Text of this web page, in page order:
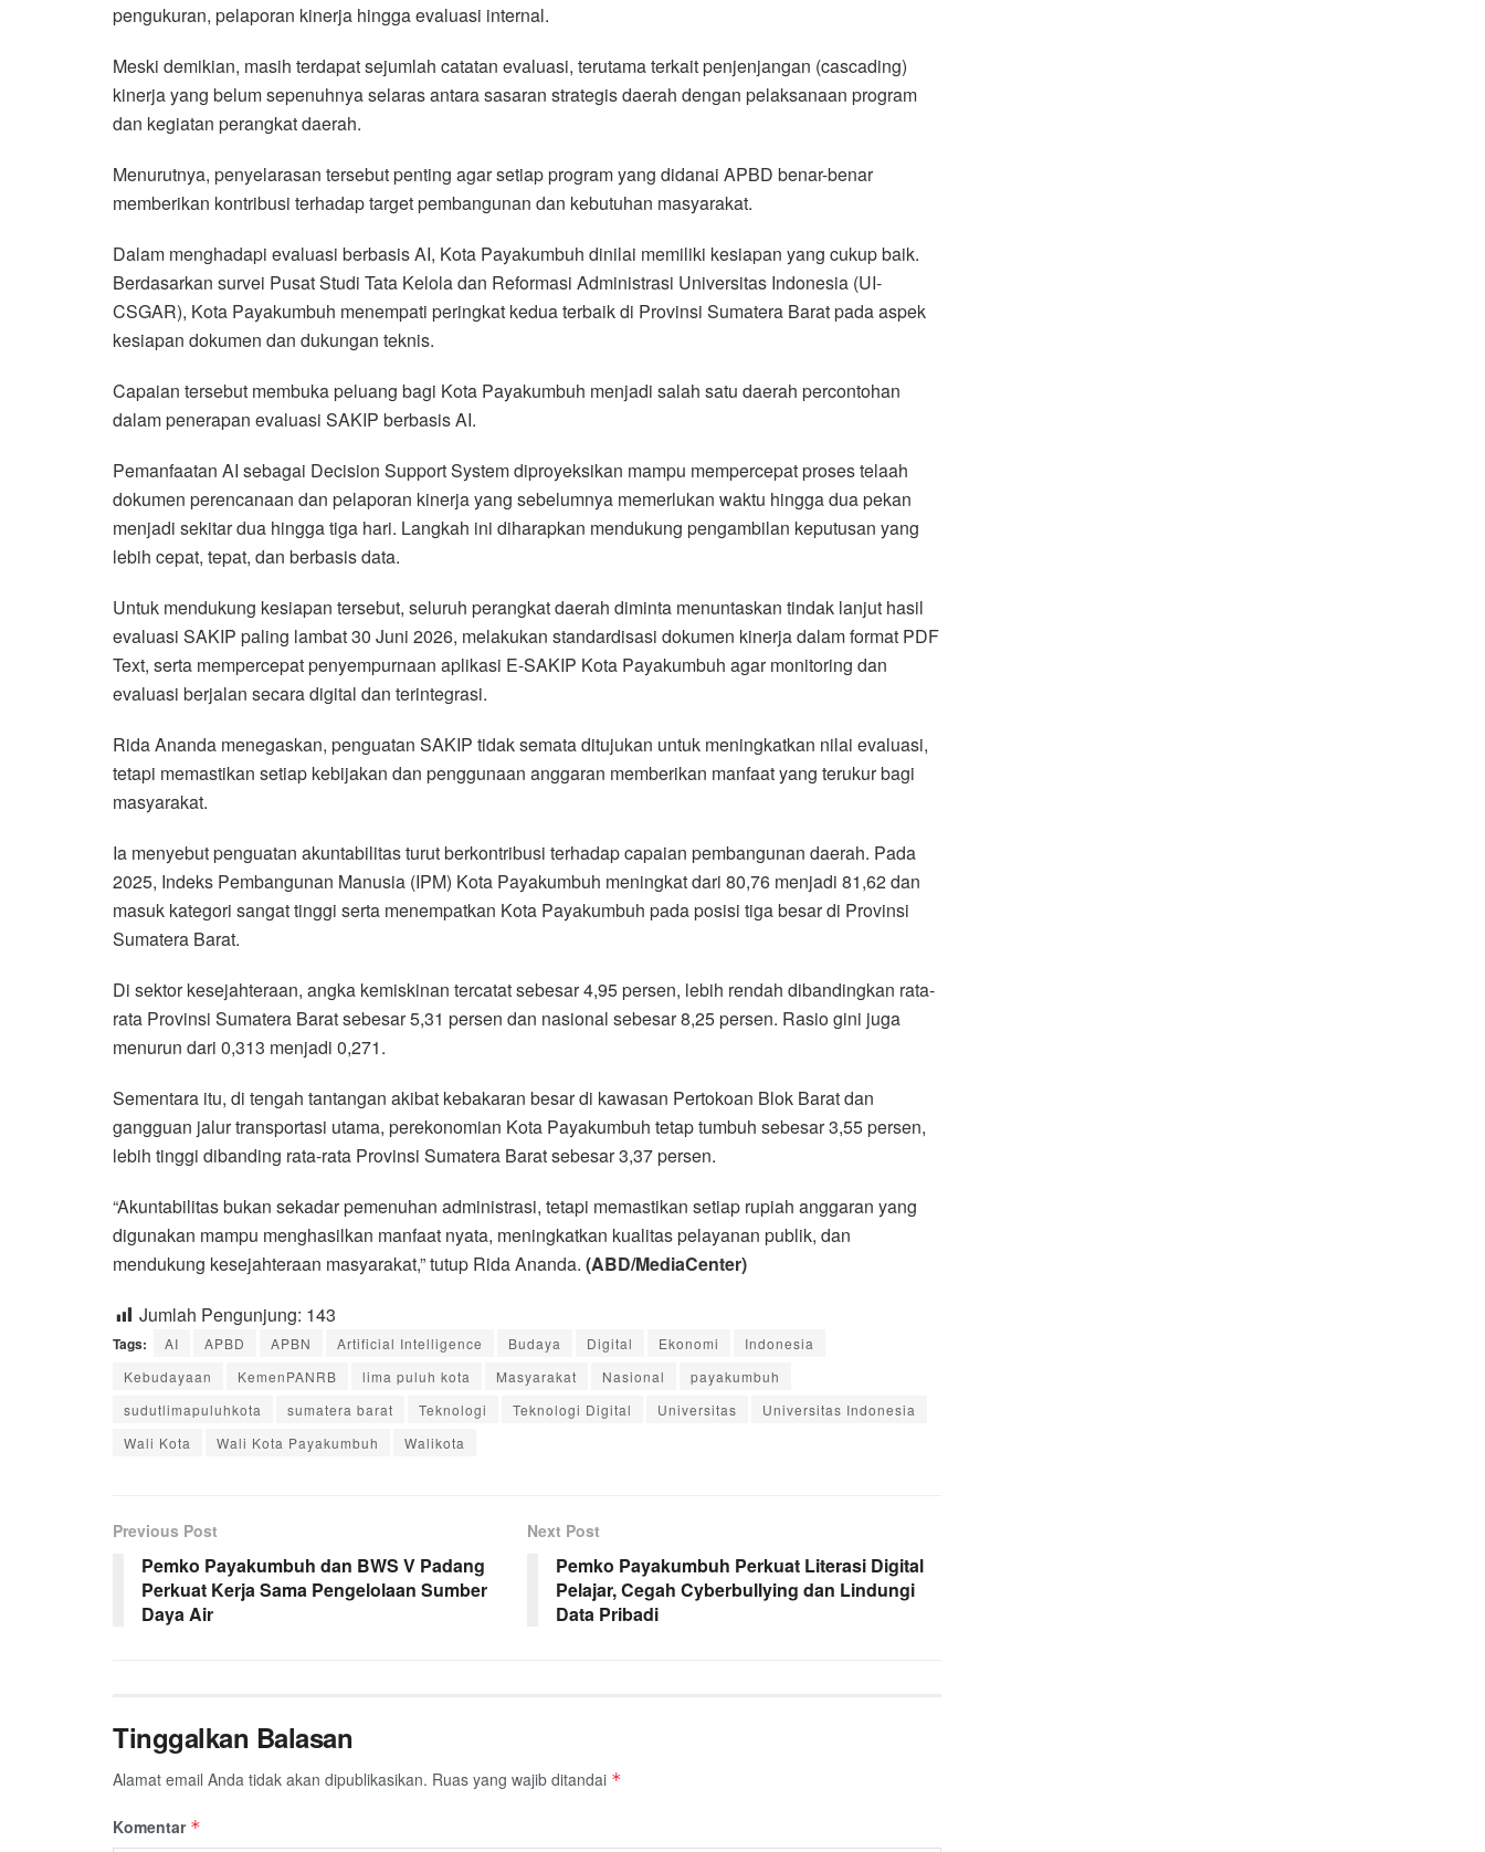
pengukuran, pelaporan kinerja hingga evaluasi internal.
Meski demikian, masih terdapat sejumlah catatan evaluasi, terutama terkait penjenjangan (cascading)
kinerja yang belum sepenuhnya selaras antara sasaran strategis daerah dengan pelaksanaan program
dan kegiatan perangkat daerah.
Menurutnya, penyelarasan tersebut penting agar setiap program yang didanai APBD benar-benar
memberikan kontribusi terhadap target pembangunan dan kebutuhan masyarakat.
Dalam menghadapi evaluasi berbasis AI, Kota Payakumbuh dinilai memiliki kesiapan yang cukup baik.
Berdasarkan survei Pusat Studi Tata Kelola dan Reformasi Administrasi Universitas Indonesia (UI-
CSGAR), Kota Payakumbuh menempati peringkat kedua terbaik di Provinsi Sumatera Barat pada aspek
kesiapan dokumen dan dukungan teknis.
Capaian tersebut membuka peluang bagi Kota Payakumbuh menjadi salah satu daerah percontohan
dalam penerapan evaluasi SAKIP berbasis AI.
Pemanfaatan AI sebagai Decision Support System diproyeksikan mampu mempercepat proses telaah
dokumen perencanaan dan pelaporan kinerja yang sebelumnya memerlukan waktu hingga dua pekan
menjadi sekitar dua hingga tiga hari. Langkah ini diharapkan mendukung pengambilan keputusan yang
lebih cepat, tepat, dan berbasis data.
Untuk mendukung kesiapan tersebut, seluruh perangkat daerah diminta menuntaskan tindak lanjut hasil
evaluasi SAKIP paling lambat 30 Juni 2026, melakukan standardisasi dokumen kinerja dalam format PDF
Text, serta mempercepat penyempurnaan aplikasi E-SAKIP Kota Payakumbuh agar monitoring dan
evaluasi berjalan secara digital dan terintegrasi.
Rida Ananda menegaskan, penguatan SAKIP tidak semata ditujukan untuk meningkatkan nilai evaluasi,
tetapi memastikan setiap kebijakan dan penggunaan anggaran memberikan manfaat yang terukur bagi
masyarakat.
Ia menyebut penguatan akuntabilitas turut berkontribusi terhadap capaian pembangunan daerah. Pada
2025, Indeks Pembangunan Manusia (IPM) Kota Payakumbuh meningkat dari 80,76 menjadi 81,62 dan
masuk kategori sangat tinggi serta menempatkan Kota Payakumbuh pada posisi tiga besar di Provinsi
Sumatera Barat.
Di sektor kesejahteraan, angka kemiskinan tercatat sebesar 4,95 persen, lebih rendah dibandingkan rata-
rata Provinsi Sumatera Barat sebesar 5,31 persen dan nasional sebesar 8,25 persen. Rasio gini juga
menurun dari 0,313 menjadi 0,271.
Sementara itu, di tengah tantangan akibat kebakaran besar di kawasan Pertokoan Blok Barat dan
gangguan jalur transportasi utama, perekonomian Kota Payakumbuh tetap tumbuh sebesar 3,55 persen,
lebih tinggi dibanding rata-rata Provinsi Sumatera Barat sebesar 3,37 persen.
“Akuntabilitas bukan sekadar pemenuhan administrasi, tetapi memastikan setiap rupiah anggaran yang
digunakan mampu menghasilkan manfaat nyata, meningkatkan kualitas pelayanan publik, dan
mendukung kesejahteraan masyarakat,” tutup Rida Ananda. (ABD/MediaCenter)
Jumlah Pengunjung: 143
Tags: AI APBD APBN Artificial Intelligence Budaya Digital Ekonomi
Indonesia
Kebudayaan
KemenPANRB lima puluh kota Masyarakat Nasional
payakumbuh
sudutlimapuluhkota
sumatera barat Teknologi Teknologi Digital Universitas
Universitas Indonesia
Wali Kota
Wali Kota Payakumbuh Walikota
Previous Post
Pemko Payakumbuh dan BWS V Padang
Perkuat Kerja Sama Pengelolaan Sumber
Daya Air
Next Post
Pemko Payakumbuh Perkuat Literasi Digital
Pelajar, Cegah Cyberbullying dan Lindungi
Data Pribadi
Tinggalkan Balasan
Alamat email Anda tidak akan dipublikasikan. Ruas yang wajib ditandai *
Komentar *